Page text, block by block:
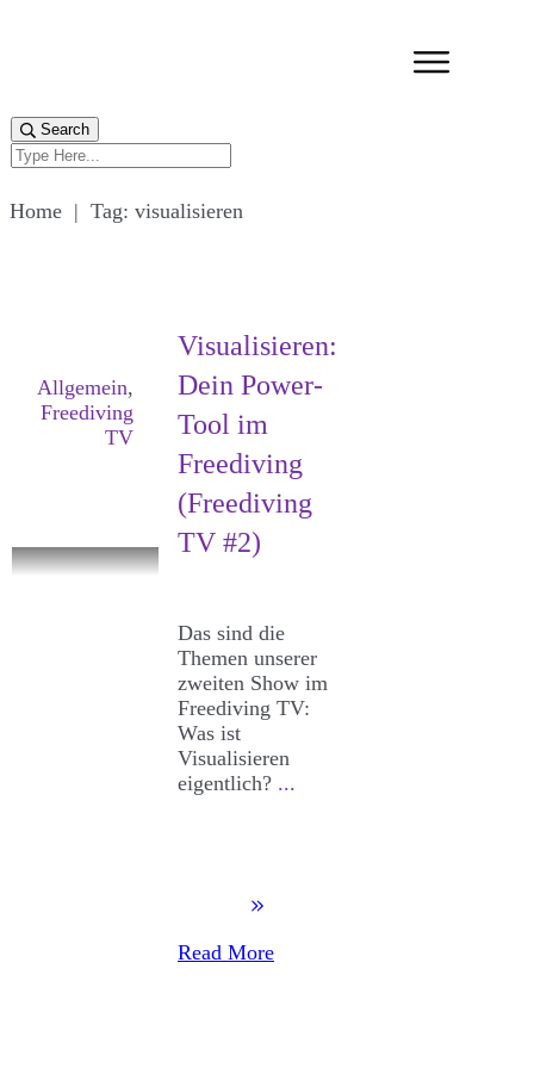
Search
Home | Tag: visualisieren
Allgemein,
Freediving
TV
Visualisieren:
Dein Power-
Tool im
Freediving
(Freediving
TV #2)
Das sind die
Themen unserer
zweiten Show im
Freediving TV:
Was ist
Visualisieren
eigentlich? ...
Read More